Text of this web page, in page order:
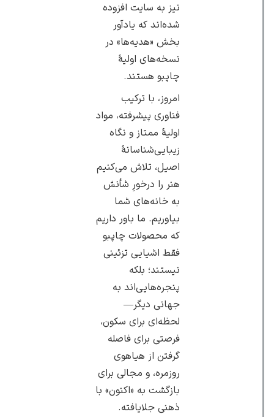
نیز به سایت افزوده
شده‌اند که یادآور
بخش «هدیه‌ها» در
نسخه‌های اولیهٔ
چاپبو هستند.
امروز، با ترکیب
فناوری پیشرفته، مواد
اولیهٔ ممتاز و نگاه
زیبایی‌شناسانهٔ
اصیل، تلاش می‌کنیم
هنر را درخورِ شأنش
به خانه‌های شما
بیاوریم. ما باور داریم
که محصولات چاپبو
فقط اشیایی تزئینی
نیستند؛ بلکه
پنجره‌هایی‌اند به
جهانی دیگر—
لحظه‌ای برای سکون،
فرصتی برای فاصله
گرفتن از هیاهوی
روزمره، و مجالی برای
بازگشت به «اکنون» با
ذهنی جلا‌یافته.